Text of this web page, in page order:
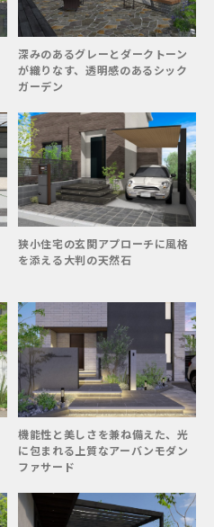
深みのあるグレーとダークトーン
が織りなす、透明感のあるシック
ガーデン
狭小住宅の玄関アプローチに風格
を添える大判の天然石
機能性と美しさを兼ね備えた、光
に包まれる上質なアーバンモダン
ファサード